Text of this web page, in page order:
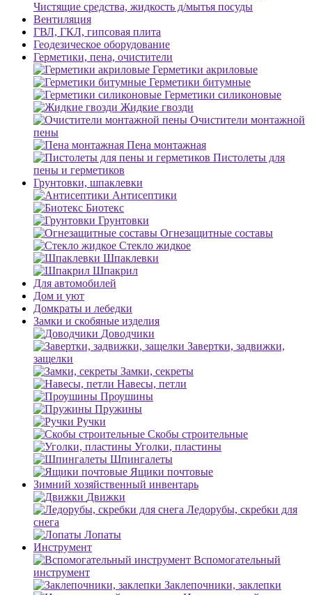
Чистящие средства, жидкость д/мытья посуды
Вентиляция
ГВЛ, ГКЛ, гипсовая плита
Геодезическое оборудование
Герметики, пена, очистители
Герметики акриловые
Герметики битумные
Герметики силиконовые
Жидкие гвозди
Очистители монтажной
пены
Пена монтажная
Пистолеты для
пены и герметиков
Грунтовки, шпаклевки
Антисептики
Биотекс
Грунтовки
Огнезащитные составы
Стекло жидкое
Шпаклевки
Шпакрил
Для автомобилей
Дом и уют
Домкраты и лебедки
Замки и скобяные изделия
Доводчики
Завертки, задвижки,
защелки
Замки, секреты
Навесы, петли
Проушины
Пружины
Ручки
Скобы строительные
Уголки, пластины
Шпингалеты
Ящики почтовые
Зимний хозяйственный инвентарь
Движки
Ледорубы, скребки для
снега
Лопаты
Инструмент
Вспомогательный
инструмент
Заклепочники, заклепки